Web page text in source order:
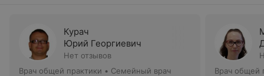
Курач
Юрий Георгиевич
Нет отзывов
Врач общей практики • Семейный врач
Врач общей